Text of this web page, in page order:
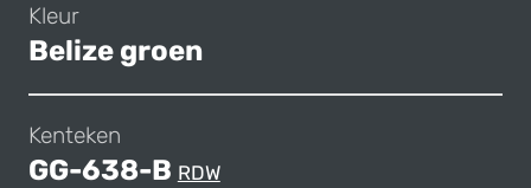
Kleur
Belize groen
Kenteken
GG-638-B RDW